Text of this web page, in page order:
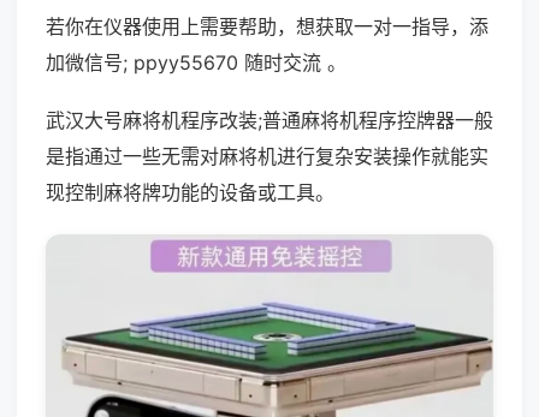
若你在仪器使用上需要帮助，想获取一对一指导，添
加微信号; ppyy55670 随时交流 。
武汉大号麻将机程序改装;普通麻将机程序控牌器一般
是指通过一些无需对麻将机进行复杂安装操作就能实
现控制麻将牌功能的设备或工具。